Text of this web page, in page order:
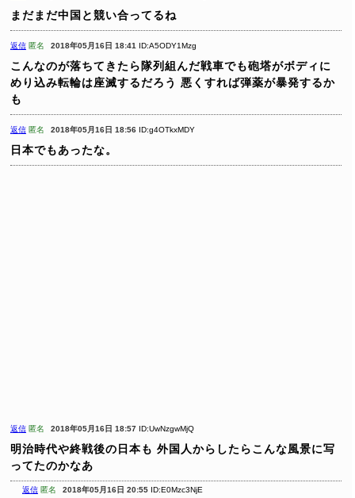
まだまだ中国と競い合ってるね
返信 匿名 2018年05月16日 18:41 ID:A5ODY1Mzg
こんなのが落ちてきたら隊列組んだ戦車でも砲塔がボディに
めり込み転輪は座滅するだろう
悪くすれば弾薬が暴発するか
も
返信 匿名 2018年05月16日 18:56 ID:g4OTkxMDY
日本でもあったな。
返信 匿名 2018年05月16日 18:57 ID:UwNzgwMjQ
明治時代や終戦後の日本も 外国人からしたらこんな風景に写
ってたのかなあ
返信 匿名 2018年05月16日 20:55 ID:E0Mzc3NjE